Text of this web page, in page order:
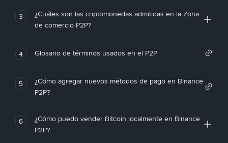
3
¿Cuáles son las criptomonedas admitidas en la Zona
de comercio P2P?
4 Glosario de términos usados en el P2P
5
¿Cómo agregar nuevos métodos de pago en Binance
P2P?
6
¿Cómo puedo vender Bitcoin localmente en Binance
P2P?